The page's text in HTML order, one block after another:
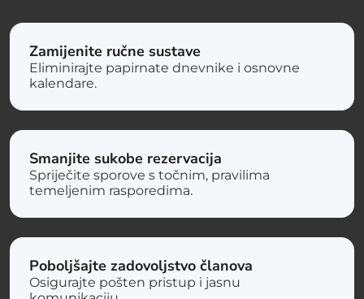
Zamijenite ručne sustave
Eliminirajte papirnate dnevnike i osnovne
kalendare.
Smanjite sukobe rezervacija
Spriječite sporove s točnim, pravilima
temeljenim rasporedima.
Poboljšajte zadovoljstvo članova
Osigurajte pošten pristup i jasnu